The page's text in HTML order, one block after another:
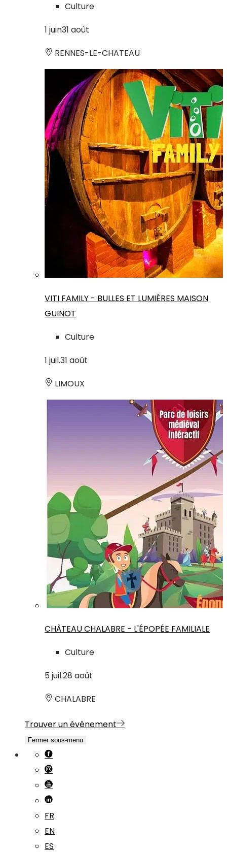
Culture
1 juin31 août
RENNES-LE-CHATEAU
VITI FAMILY - BULLES ET LUMIÈRES MAISON
GUINOT
Culture
1 juil.31 août
LIMOUX
CHÂTEAU CHALABRE - L'ÉPOPÉE FAMILIALE
Culture
5 juil.28 août
CHALABRE
Trouver un événement
Fermer sous-menu
FR
EN
ES